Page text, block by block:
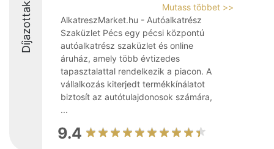
Díjazottak
Mutass többet >>
AlkatreszMarket.hu - Autóalkatrész
Szaküzlet Pécs egy pécsi központú
autóalkatrész szaküzlet és online
áruház, amely több évtizedes
tapasztalattal rendelkezik a piacon. A
vállalkozás kiterjedt termékkínálatot
biztosít az autótulajdonosok számára,
...
9.4